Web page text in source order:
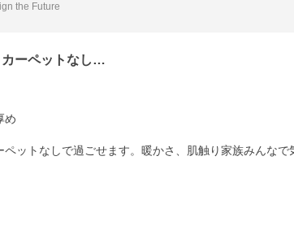
the Future
カーペットなし…
め
ットなしで過ごせます。暖かさ、肌触り家族みんなで